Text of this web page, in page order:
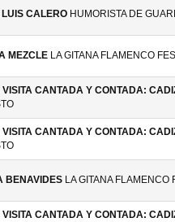
CALERO HUMORISTA DE
MEZCLE LA GITANA FLAMENCO
VISITA CANTADA Y CONTADA:
VISITA CANTADA Y CONTADA:
BENAVIDES LA GITANA FLAMENCO
VISITA CANTADA Y CONTADA: